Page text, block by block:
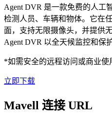
Agent DVR 是一款免费的人工
检测人员、车辆和物体。它在
面，支持无限摄像头，并提供
Agent DVR 以全天候监控和保
*如需安全的远程访问或商业使
立即下载
Mavell 连接 URL